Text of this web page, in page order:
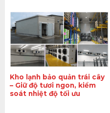
Kho lạnh bảo quản trái cây
– Giữ độ tươi ngon, kiểm
soát nhiệt độ tối ưu